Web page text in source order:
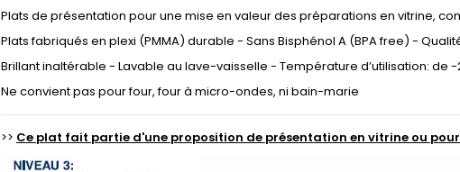
Plats de présentation pour une mise en valeur des préparations en vitrine,
Plats fabriqués en plexi (PMMA) durable - Sans Bisphénol A (BPA free) -
Brillant inaltérable - Lavable au lave-vaisselle - Température d’utilisation: de -
Ne convient pas pour four, four à micro-ondes, ni bain-marie
>> Ce plat fait partie d'une proposition de présentation en vitrine ou